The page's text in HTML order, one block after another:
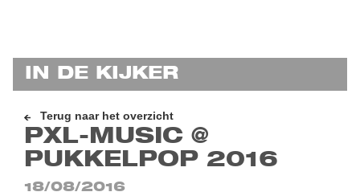
IN DE KIJKER
Terug naar het overzicht
PXL-MUSIC @
PUKKELPOP 2016
18/08/2016